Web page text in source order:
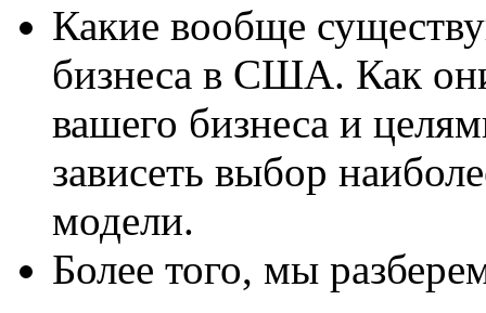
Какие вообще
бизнеса в США. Как
вашего бизнеса и
зависеть выбор
модели.
Более того, мы